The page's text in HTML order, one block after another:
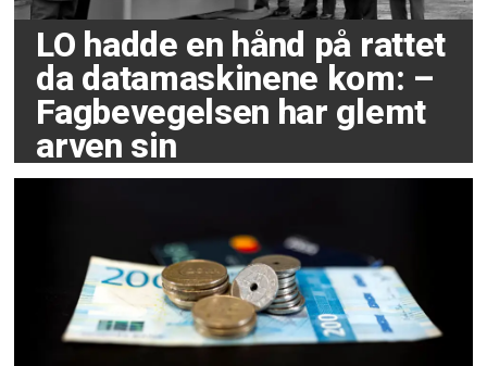
LO hadde en hånd på rattet
da datamaskinene kom: –
Fagbevegelsen har glemt
arven sin